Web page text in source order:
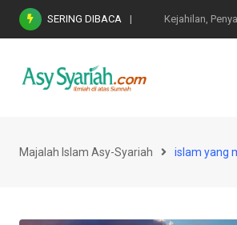
Skip
SERING DIBACA Nasihat Emas di
Majalah Islam Asy-Syariah islam yang